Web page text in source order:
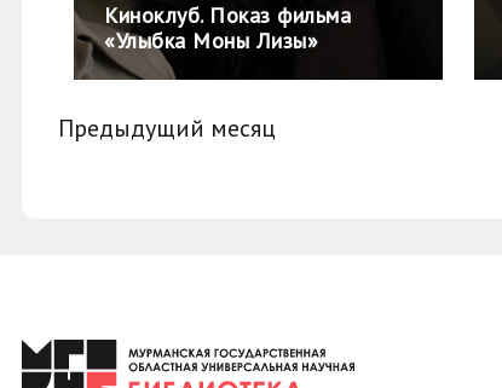
Киноклуб. Показ фильма
«Улыбка Моны Лизы»
Предыдущий месяц